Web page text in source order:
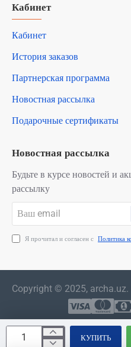
КУПИТЬ
Кабинет
Кабинет
История заказов
Партнерская программа
Новостная рассылка
Подарочные сертификаты
Новостная рассылка
Будьте в курсе новостей и
рассылку
email
Я прочитал и согласен с Политика
Copyright © 2025, archa.uz.